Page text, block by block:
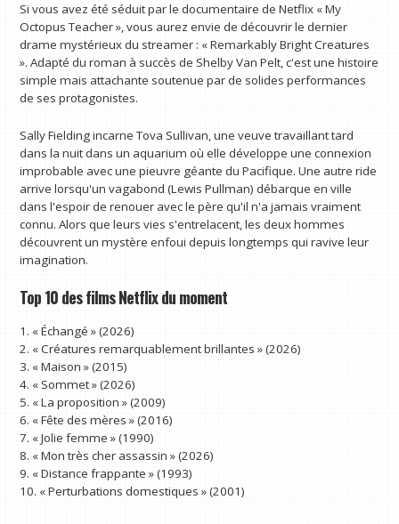
Si vous avez été séduit par le documentaire de Netflix « My
Octopus Teacher », vous aurez envie de découvrir le dernier
drame mystérieux du streamer : « Remarkably Bright Creatures
». Adapté du roman à succès de Shelby Van Pelt, c'est une histoire
simple mais attachante soutenue par de solides performances
de ses protagonistes.
Sally Fielding incarne Tova Sullivan, une veuve travaillant tard
dans la nuit dans un aquarium où elle développe une connexion
improbable avec une pieuvre géante du Pacifique. Une autre ride
arrive lorsqu'un vagabond (Lewis Pullman) débarque en ville
dans l'espoir de renouer avec le père qu'il n'a jamais vraiment
connu. Alors que leurs vies s'entrelacent, les deux hommes
découvrent un mystère enfoui depuis longtemps qui ravive leur
imagination.
Top 10 des films Netflix du moment
1. « Échangé » (2026)
2. « Créatures remarquablement brillantes » (2026)
3. « Maison » (2015)
4. « Sommet » (2026)
5. « La proposition » (2009)
6. « Fête des mères » (2016)
7. « Jolie femme » (1990)
8. « Mon très cher assassin » (2026)
9. « Distance frappante » (1993)
10. « Perturbations domestiques » (2001)